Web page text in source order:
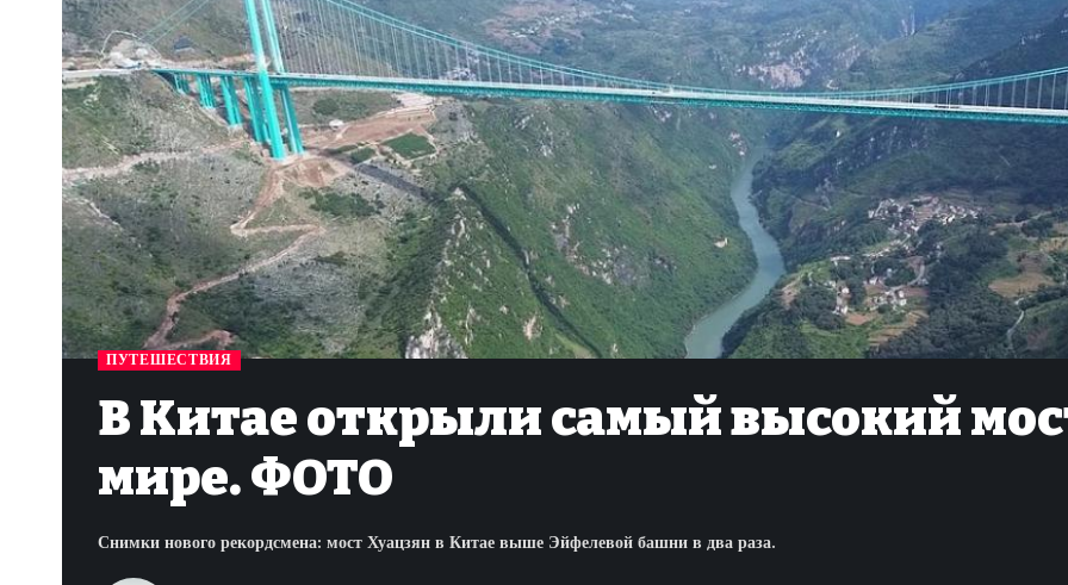
ПУТЕШЕСТВИЯ
В Китае открыли самый высокий
мире. ФОТО
Снимки нового рекордсмена: мост Хуацзян в Китае выше Эйфелевой башни в два раза.